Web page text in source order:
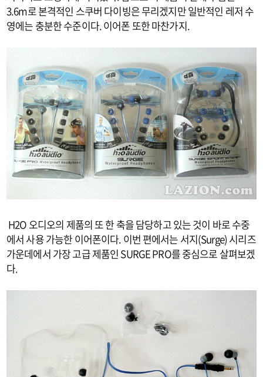
3.6m로 본격적인 스쿠버 다이빙은 무리겠지만 일반적인 레저 수
영에는 충분한 수준이다. 이어폰 또한 마찬가지.
H2O 오디오의 제품의 또 한 축을 담당하고 있는 것이 바로 수중
에서 사용 가능한 이어폰이다. 이번 편에서는 서지(Surge) 시리즈
가운데에서 가장 고급 제품인 SURGE PRO를 중심으로 살펴보겠
다.